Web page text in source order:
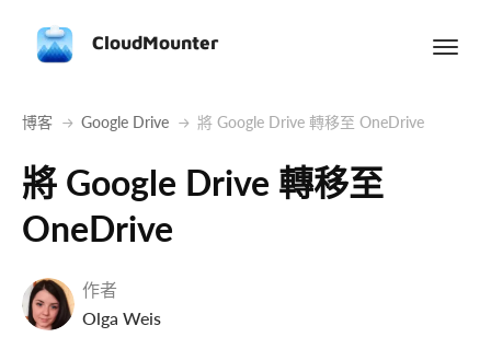
CloudMounter
博客 Google Drive 將 Google Drive 轉移至 OneDrive
將 Google Drive 轉移至
OneDrive
作者
Olga Weis